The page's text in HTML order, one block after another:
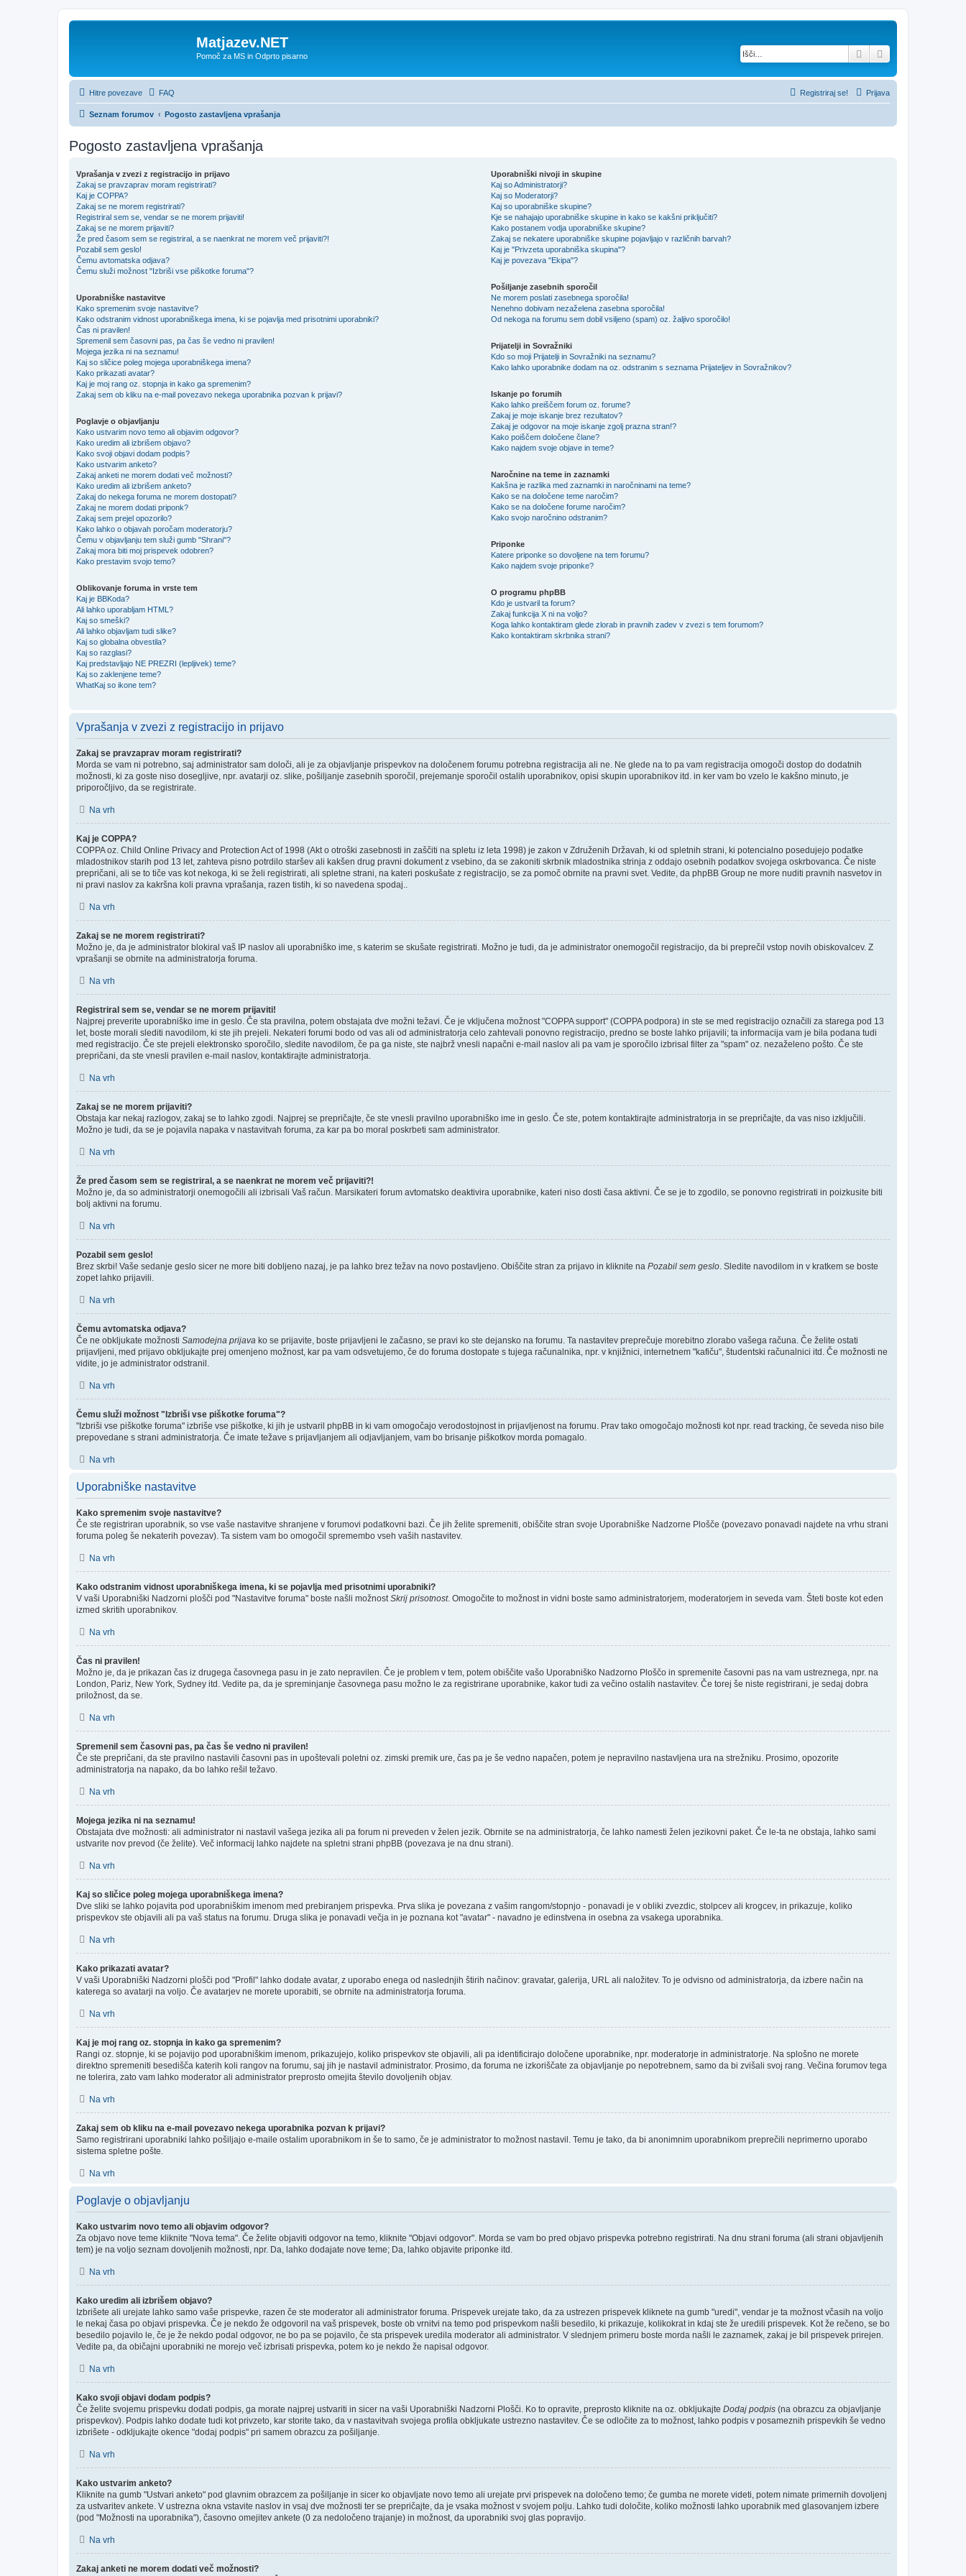
Matjazev.NET
Pomoč za MS in Odprto pisarno Iskanje
Hitre povezave FAQ Prijava
Registriraj se!
Seznam forumov Pogosto zastavljena vprašanja
Pogosto zastavljena vprašanja
Vprašanja v zvezi z registracijo in prijavo
Zakaj se pravzaprav moram registrirati?
Kaj je COPPA?
Zakaj se ne morem registrirati?
Registriral sem se, vendar se ne morem prijaviti!
Zakaj se ne morem prijaviti?
Že pred časom sem se registriral, a se naenkrat ne morem več prijaviti?!
Pozabil sem geslo!
Čemu avtomatska odjava?
Čemu služi možnost "Izbriši vse piškotke foruma"?
Uporabniške nastavitve
Kako spremenim svoje nastavitve?
Kako odstranim vidnost uporabniškega imena, ki se pojavlja med prisotnimi uporabniki?
Čas ni pravilen!
Spremenil sem časovni pas, pa čas še vedno ni pravilen!
Mojega jezika ni na seznamu!
Kaj so sličice poleg mojega uporabniškega imena?
Kako prikazati avatar?
Kaj je moj rang oz. stopnja in kako ga spremenim?
Zakaj sem ob kliku na e-mail povezavo nekega uporabnika pozvan k prijavi?
Poglavje o objavljanju
Kako ustvarim novo temo ali objavim odgovor?
Kako uredim ali izbrišem objavo?
Kako svoji objavi dodam podpis?
Kako ustvarim anketo?
Zakaj anketi ne morem dodati več možnosti?
Kako uredim ali izbrišem anketo?
Zakaj do nekega foruma ne morem dostopati?
Zakaj ne morem dodati priponk?
Zakaj sem prejel opozorilo?
Kako lahko o objavah poročam moderatorju?
Čemu v objavljanju tem služi gumb "Shrani"?
Zakaj mora biti moj prispevek odobren?
Kako prestavim svojo temo?
Oblikovanje foruma in vrste tem
Kaj je BBKoda?
Ali lahko uporabljam HTML?
Kaj so smeški?
Ali lahko objavljam tudi slike?
Kaj so globalna obvestila?
Kaj so razglasi?
Kaj predstavljajo NE PREZRI (lepljivek) teme?
Kaj so zaklenjene teme?
WhatKaj so ikone tem?
Uporabniški nivoji in skupine
Kaj so Administratorji?
Kaj so Moderatorji?
Kaj so uporabniške skupine?
Kje se nahajajo uporabniške skupine in kako se kakšni priključiti?
Kako postanem vodja uporabniške skupine?
Zakaj se nekatere uporabniške skupine pojavljajo v različnih barvah?
Kaj je "Privzeta uporabniška skupina"?
Kaj je povezava "Ekipa"?
Pošiljanje zasebnih sporočil
Ne morem poslati zasebnega sporočila!
Nenehno dobivam nezaželena zasebna sporočila!
Od nekoga na forumu sem dobil vsiljeno (spam) oz. žaljivo sporočilo!
Prijatelji in Sovražniki
Kdo so moji Prijatelji in Sovražniki na seznamu?
Kako lahko uporabnike dodam na oz. odstranim s seznama Prijateljev in Sovražnikov?
Iskanje po forumih
Kako lahko preiščem forum oz. forume?
Zakaj je moje iskanje brez rezultatov?
Zakaj je odgovor na moje iskanje zgolj prazna stran!?
Kako poiščem določene člane?
Kako najdem svoje objave in teme?
Naročnine na teme in zaznamki
Kakšna je razlika med zaznamki in naročninami na teme?
Kako se na določene teme naročim?
Kako se na določene forume naročim?
Kako svojo naročnino odstranim?
Priponke
Katere priponke so dovoljene na tem forumu?
Kako najdem svoje priponke?
O programu phpBB
Kdo je ustvaril ta forum?
Zakaj funkcija X ni na voljo?
Koga lahko kontaktiram glede zlorab in pravnih zadev v zvezi s tem forumom?
Kako kontaktiram skrbnika strani?
Vprašanja v zvezi z registracijo in prijavo
Zakaj se pravzaprav moram registrirati?
Morda se vam ni potrebno, saj administrator sam določi, ali je za objavljanje prispevkov na določenem forumu potrebna registracija ali ne. Ne glede na to pa vam registracija omogoči dostop do dodatnih
možnosti, ki za goste niso dosegljive, npr. avatarji oz. slike, pošiljanje zasebnih sporočil, prejemanje sporočil ostalih uporabnikov, opisi skupin uporabnikov itd. in ker vam bo vzelo le kakšno minuto, je
priporočljivo, da se registrirate.
Na vrh
Kaj je COPPA?
COPPA oz. Child Online Privacy and Protection Act of 1998 (Akt o otroški zasebnosti in zaščiti na spletu iz leta 1998) je zakon v Združenih Državah, ki od spletnih strani, ki potencialno posedujejo podatke
mladostnikov starih pod 13 let, zahteva pisno potrdilo staršev ali kakšen drug pravni dokument z vsebino, da se zakoniti skrbnik mladostnika strinja z oddajo osebnih podatkov svojega oskrbovanca. Če niste
prepričani, ali se to tiče vas kot nekoga, ki se želi registrirati, ali spletne strani, na kateri poskušate z registracijo, se za pomoč obrnite na pravni svet. Vedite, da phpBB Group ne more nuditi pravnih nasvetov in
ni pravi naslov za kakršna koli pravna vprašanja, razen tistih, ki so navedena spodaj..
Na vrh
Zakaj se ne morem registrirati?
Možno je, da je administrator blokiral vaš IP naslov ali uporabniško ime, s katerim se skušate registrirati. Možno je tudi, da je administrator onemogočil registracijo, da bi preprečil vstop novih obiskovalcev. Z
vprašanji se obrnite na administratorja foruma.
Na vrh
Registriral sem se, vendar se ne morem prijaviti!
Najprej preverite uporabniško ime in geslo. Če sta pravilna, potem obstajata dve možni težavi. Če je vključena možnost "COPPA support" (COPPA podpora) in ste se med registracijo označili za starega pod 13
let, boste morali slediti navodilom, ki ste jih prejeli. Nekateri forumi bodo od vas ali od administratorja celo zahtevali ponovno registracijo, predno se boste lahko prijavili; ta informacija vam je bila podana tudi
med registracijo. Če ste prejeli elektronsko sporočilo, sledite navodilom, če pa ga niste, ste najbrž vnesli napačni e-mail naslov ali pa vam je sporočilo izbrisal filter za "spam" oz. nezaželeno pošto. Če ste
prepričani, da ste vnesli pravilen e-mail naslov, kontaktirajte administratorja.
Na vrh
Zakaj se ne morem prijaviti?
Obstaja kar nekaj razlogov, zakaj se to lahko zgodi. Najprej se prepričajte, če ste vnesli pravilno uporabniško ime in geslo. Če ste, potem kontaktirajte administratorja in se prepričajte, da vas niso izključili.
Možno je tudi, da se je pojavila napaka v nastavitvah foruma, za kar pa bo moral poskrbeti sam administrator.
Na vrh
Že pred časom sem se registriral, a se naenkrat ne morem več prijaviti?!
Možno je, da so administratorji onemogočili ali izbrisali Vaš račun. Marsikateri forum avtomatsko deaktivira uporabnike, kateri niso dosti časa aktivni. Če se je to zgodilo, se ponovno registrirati in poizkusite biti
bolj aktivni na forumu.
Na vrh
Pozabil sem geslo!
Brez skrbi! Vaše sedanje geslo sicer ne more biti dobljeno nazaj, je pa lahko brez težav na novo postavljeno. Obiščite stran za prijavo in kliknite na Pozabil sem geslo . Sledite navodilom in v kratkem se boste
zopet lahko prijavili.
Na vrh
Čemu avtomatska odjava?
Če ne obkljukate možnosti Samodejna prijava ko se prijavite, boste prijavljeni le začasno, se pravi ko ste dejansko na forumu. Ta nastavitev preprečuje morebitno zlorabo vašega računa. Če želite ostati
prijavljeni, med prijavo obkljukajte prej omenjeno možnost, kar pa vam odsvetujemo, če do foruma dostopate s tujega računalnika, npr. v knjižnici, internetnem "kafiču", študentski računalnici itd. Če možnosti ne
vidite, jo je administrator odstranil.
Na vrh
Čemu služi možnost "Izbriši vse piškotke foruma"?
"Izbriši vse piškotke foruma" izbriše vse piškotke, ki jih je ustvaril phpBB in ki vam omogočajo verodostojnost in prijavljenost na forumu. Prav tako omogočajo možnosti kot npr. read tracking, če seveda niso bile
prepovedane s strani administratorja. Če imate težave s prijavljanjem ali odjavljanjem, vam bo brisanje piškotkov morda pomagalo.
Na vrh
Uporabniške nastavitve
Kako spremenim svoje nastavitve?
Če ste registriran uporabnik, so vse vaše nastavitve shranjene v forumovi podatkovni bazi. Če jih želite spremeniti, obiščite stran svoje Uporabniške Nadzorne Plošče (povezavo ponavadi najdete na vrhu strani
foruma poleg še nekaterih povezav). Ta sistem vam bo omogočil spremembo vseh vaših nastavitev.
Na vrh
Kako odstranim vidnost uporabniškega imena, ki se pojavlja med prisotnimi uporabniki?
V vaši Uporabniški Nadzorni plošči pod "Nastavitve foruma" boste našli možnost Skrij prisotnost. Omogočite to možnost in vidni boste samo administratorjem, moderatorjem in seveda vam. Šteti boste kot eden
izmed skritih uporabnikov.
Na vrh
Čas ni pravilen!
Možno je, da je prikazan čas iz drugega časovnega pasu in je zato nepravilen. Če je problem v tem, potem obiščite vašo Uporabniško Nadzorno Ploščo in spremenite časovni pas na vam ustreznega, npr. na
London, Pariz, New York, Sydney itd. Vedite pa, da je spreminjanje časovnega pasu možno le za registrirane uporabnike, kakor tudi za večino ostalih nastavitev. Če torej še niste registrirani, je sedaj dobra
priložnost, da se.
Na vrh
Spremenil sem časovni pas, pa čas še vedno ni pravilen!
Če ste prepričani, da ste pravilno nastavili časovni pas in upoštevali poletni oz. zimski premik ure, čas pa je še vedno napačen, potem je nepravilno nastavljena ura na strežniku. Prosimo, opozorite
administratorja na napako, da bo lahko rešil težavo.
Na vrh
Mojega jezika ni na seznamu!
Obstajata dve možnosti: ali administrator ni nastavil vašega jezika ali pa forum ni preveden v želen jezik. Obrnite se na administratorja, če lahko namesti želen jezikovni paket. Če le-ta ne obstaja, lahko sami
ustvarite nov prevod (če želite). Več informacij lahko najdete na spletni strani phpBB (povezava je na dnu strani).
Na vrh
Kaj so sličice poleg mojega uporabniškega imena?
Dve sliki se lahko pojavita pod uporabniškim imenom med prebiranjem prispevka. Prva slika je povezana z vašim rangom/stopnjo - ponavadi je v obliki zvezdic, stolpcev ali krogcev, in prikazuje, koliko
prispevkov ste objavili ali pa vaš status na forumu. Druga slika je ponavadi večja in je poznana kot "avatar" - navadno je edinstvena in osebna za vsakega uporabnika.
Na vrh
Kako prikazati avatar?
V vaši Uporabniški Nadzorni plošči pod "Profil" lahko dodate avatar, z uporabo enega od naslednjih štirih načinov: gravatar, galerija, URL ali naložitev. To je odvisno od administratorja, da izbere način na
katerega so avatarji na voljo. Če avatarjev ne morete uporabiti, se obrnite na administratorja foruma.
Na vrh
Kaj je moj rang oz. stopnja in kako ga spremenim?
Rangi oz. stopnje, ki se pojavijo pod uporabniškim imenom, prikazujejo, koliko prispevkov ste objavili, ali pa identificirajo določene uporabnike, npr. moderatorje in administratorje. Na splošno ne morete
direktno spremeniti besedišča katerih koli rangov na forumu, saj jih je nastavil administrator. Prosimo, da foruma ne izkoriščate za objavljanje po nepotrebnem, samo da bi zvišali svoj rang. Večina forumov tega
ne tolerira, zato vam lahko moderator ali administrator preprosto omejita število dovoljenih objav.
Na vrh
Zakaj sem ob kliku na e-mail povezavo nekega uporabnika pozvan k prijavi?
Samo registrirani uporabniki lahko pošiljajo e-maile ostalim uporabnikom in še to samo, če je administrator to možnost nastavil. Temu je tako, da bi anonimnim uporabnikom preprečili neprimerno uporabo
sistema spletne pošte.
Na vrh
Poglavje o objavljanju
Kako ustvarim novo temo ali objavim odgovor?
Za objavo nove teme kliknite "Nova tema". Če želite objaviti odgovor na temo, kliknite "Objavi odgovor". Morda se vam bo pred objavo prispevka potrebno registrirati. Na dnu strani foruma (ali strani objavljenih
tem) je na voljo seznam dovoljenih možnosti, npr. Da, lahko dodajate nove teme; Da, lahko objavite priponke itd.
Na vrh
Kako uredim ali izbrišem objavo?
Izbrišete ali urejate lahko samo vaše prispevke, razen če ste moderator ali administrator foruma. Prispevek urejate tako, da za ustrezen prispevek kliknete na gumb "uredi", vendar je ta možnost včasih na voljo
le nekaj časa po objavi prispevka. Če je nekdo že odgovoril na vaš prispevek, boste ob vrnitvi na temo pod prispevkom našli besedilo, ki prikazuje, kolikokrat in kdaj ste že uredili prispevek. Kot že rečeno, se bo
besedilo pojavilo le, če je že nekdo podal odgovor, ne bo pa se pojavilo, če sta prispevek uredila moderator ali administrator. V slednjem primeru boste morda našli le zaznamek, zakaj je bil prispevek prirejen.
Vedite pa, da običajni uporabniki ne morejo več izbrisati prispevka, potem ko je nekdo že napisal odgovor.
Na vrh
Kako svoji objavi dodam podpis?
Če želite svojemu prispevku dodati podpis, ga morate najprej ustvariti in sicer na vaši Uporabniški Nadzorni Plošči. Ko to opravite, preprosto kliknite na oz. obkljukajte Dodaj podpis (na obrazcu za objavljanje
prispevkov). Podpis lahko dodate tudi kot privzeto, kar storite tako, da v nastavitvah svojega profila obkljukate ustrezno nastavitev. Če se odločite za to možnost, lahko podpis v posameznih prispevkih še vedno
izbrišete - odkljukajte okence "dodaj podpis" pri samem obrazcu za pošiljanje.
Na vrh
Kako ustvarim anketo?
Kliknite na gumb "Ustvari anketo" pod glavnim obrazcem za pošiljanje in sicer ko objavljate novo temo ali urejate prvi prispevek na določeno temo; če gumba ne morete videti, potem nimate primernih dovoljenj
za ustvaritev ankete. V ustrezna okna vstavite naslov in vsaj dve možnosti ter se prepričajte, da je vsaka možnost v svojem polju. Lahko tudi določite, koliko možnosti lahko uporabnik med glasovanjem izbere
(pod "Možnosti na uporabnika"), časovno omejitev ankete (0 za nedoločeno trajanje) in možnost, da uporabniki svoj glas popravijo.
Na vrh
Zakaj anketi ne morem dodati več možnosti?